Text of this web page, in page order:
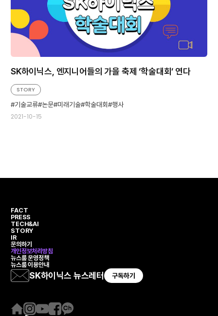
SK하이닉스, 엔지니어들의 가을 축제 ‘학술대회’ 연다
2021-10-15
STORY
기술교류 논문 미래기술 학술대회 행사
FACT
PRESS
TECH&AI
STORY
IR
문의하기
개인정보처리방침
뉴스룸 운영정책
뉴스룸 이용안내
SK하이닉스 뉴스레터 구독하기
홈
인
유
페
카